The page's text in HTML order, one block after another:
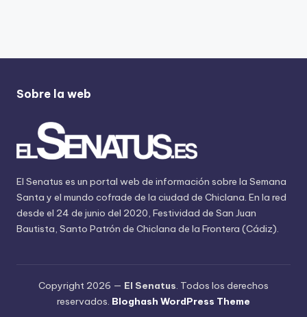
Sobre la web
El Senatus es un portal web de información sobre la Semana
Santa y el mundo cofrade de la ciudad de Chiclana. En la red
desde el 24 de junio del 2020, Festividad de San Juan
Bautista, Santo Patrón de Chiclana de la Frontera (Cádiz).
Copyright 2026 — El Senatus. Todos los derechos
reservados. Bloghash WordPress Theme